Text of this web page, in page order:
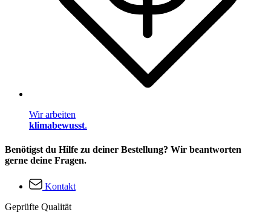
Wir arbeiten
klimabewusst.
Benötigst du Hilfe zu deiner Bestellung? Wir beantworten
gerne deine Fragen.
Kontakt
Geprüfte Qualität